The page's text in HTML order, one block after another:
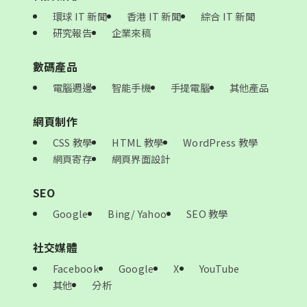
環球 IT 新聞 香港 IT 新聞
綜合 IT 新聞
研究報告
企業來稿
數碼產品
電腦週邊 智能手機 手提電腦 其他產品
網頁制作
CSS 教學 HTML 教學
WordPress 教學
網頁寄存
網頁界面設計
SEO
Google Bing/ Yahoo SEO 教學
社交媒體
Facebook Google X
YouTube
其他
分析